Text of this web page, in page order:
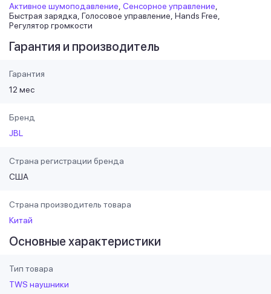
Активное шумоподавление Сенсорное управление
Быстрая зарядка Голосовое управление Hands Free
Регулятор громкости
Гарантия и производитель
Гарантия
12 мес
Бренд
JBL
Страна регистрации бренда
США
Страна производитель товара
Китай
Основные характеристики
Тип товара
TWS наушники